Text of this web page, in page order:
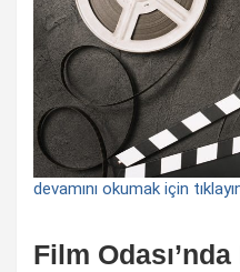
devamını okumak için
Film